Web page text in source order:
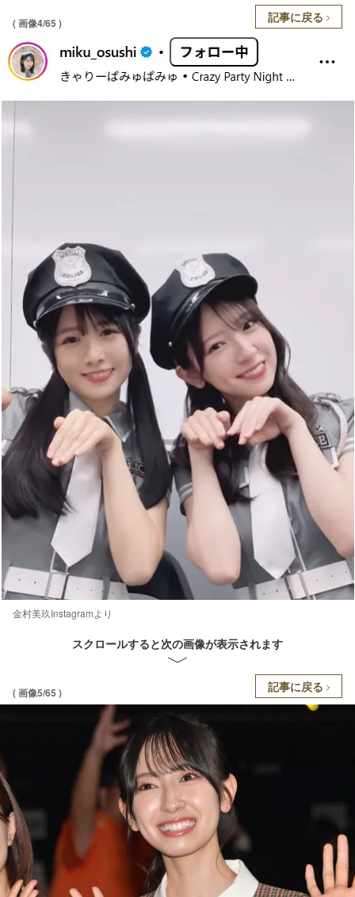
( 画像4/65 ) 記事に戻る
金村美玖Instagramより
スクロールすると次の画像が表示されます
( 画像5/65 ) 記事に戻る